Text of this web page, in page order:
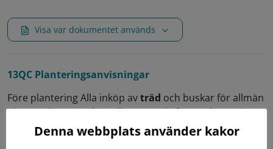
Visa var dokumentet används
13QC Planteringsanvisningar
Före plantering Alla inköp avträd och buskar för allmän
platsmark görs av beställaren. Rutin för upphämtning
av växtmaterial beskrivs i dokumentet ”Hämtning av
, buskar och perenner”. Växtmaterialet ska...
Denna webbplats använder kakor